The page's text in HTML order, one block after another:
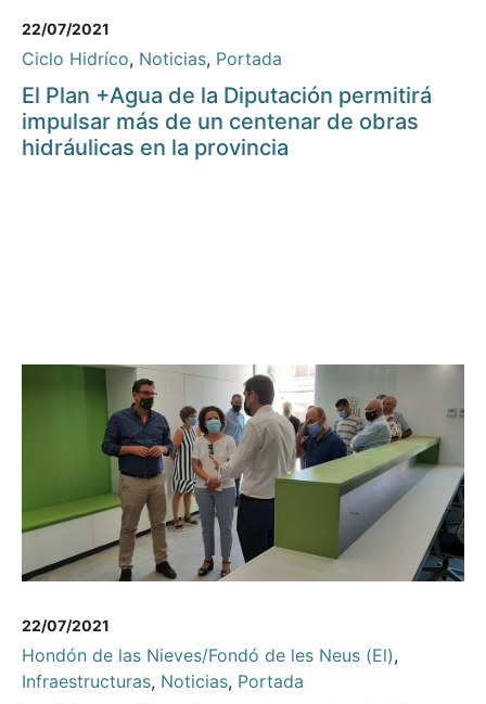
22/07/2021
Ciclo Hidríco, Noticias, Portada
El Plan +Agua de la Diputación permitirá
impulsar más de un centenar de obras
hidráulicas en la provincia
22/07/2021
Hondón de las Nieves/Fondó de les Neus (El),
Infraestructuras, Noticias, Portada